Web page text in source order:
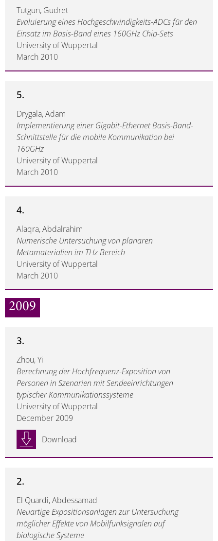
Tutgun, Gudret
Evaluierung eines Hochgeschwindigkeits-ADCs für den
Einsatz im Basis-Band eines 160GHz Chip-Sets
University of Wuppertal
March 2010
5.
Drygala, Adam
Implementierung einer Gigabit-Ethernet Basis-Band-
Schnittstelle für die mobile Kommunikation bei
160GHz
University of Wuppertal
March 2010
4.
Alaqra, Abdalrahim
Numerische Untersuchung von planaren
Metamaterialien im THz Bereich
University of Wuppertal
March 2010
2009
3.
Zhou, Yi
Berechnung der Hochfrequenz-Exposition von
Personen in Szenarien mit Sendeeinrichtungen
typischer Kommunikationssysteme
University of Wuppertal
December 2009
Download
2.
El Quardi, Abdessamad
Neuartige Expositionsanlagen zur Untersuchung
möglicher Effekte von Mobilfunksignalen auf
biologische Systeme